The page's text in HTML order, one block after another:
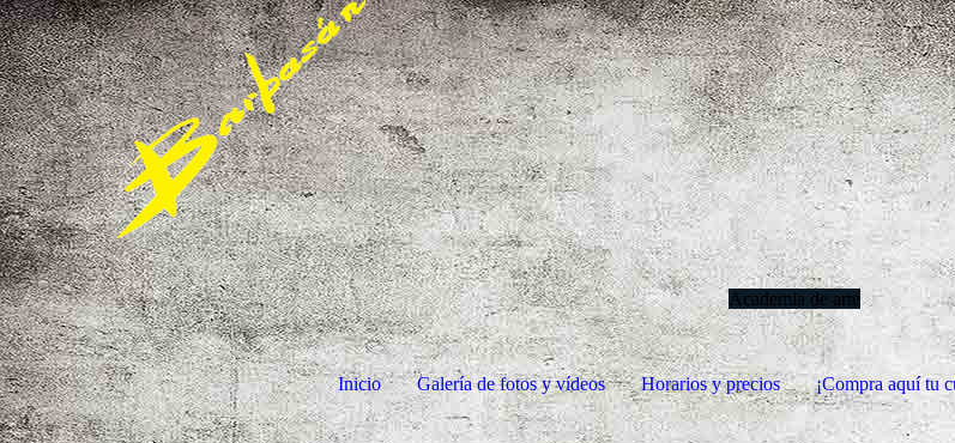
Academia de arte
Inicio Galería de fotos y vídeos Horarios y precios ¡Compra aquí tu